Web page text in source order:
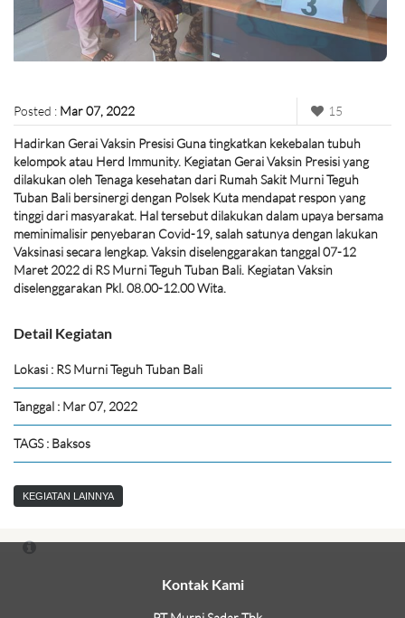
Posted : Mar 07, 2022 15
Hadirkan Gerai Vaksin Presisi Guna tingkatkan kekebalan tubuh
kelompok atau Herd Immunity. Kegiatan Gerai Vaksin Presisi yang
dilakukan oleh Tenaga kesehatan dari Rumah Sakit Murni Teguh
Tuban Bali bersinergi dengan Polsek Kuta mendapat respon yang
tinggi dari masyarakat. Hal tersebut dilakukan dalam upaya bersama
meminimalisir penyebaran Covid-19, salah satunya dengan lakukan
Vaksinasi secara lengkap. Vaksin diselenggarakan tanggal 07-12
Maret 2022 di RS Murni Teguh Tuban Bali. Kegiatan Vaksin
diselenggarakan Pkl. 08.00-12.00 Wita.
Detail Kegiatan
Lokasi : RS Murni Teguh Tuban Bali
Tanggal : Mar 07, 2022
TAGS : Baksos
KEGIATAN LAINNYA
Kontak Kami